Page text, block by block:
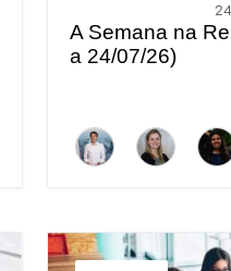
A Semana na
a 24/07/26)